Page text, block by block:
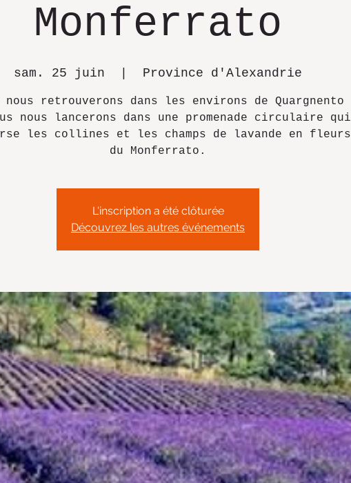
Monferrato
sam. 25 juin Province d'Alexandrie
nous retrouverons dans les environs de Quargnento
nous lancerons dans une promenade circulaire qui
les collines et les champs de lavande en fleurs
du Monferrato.
L'inscription a été clôturée
Découvrez les autres événements